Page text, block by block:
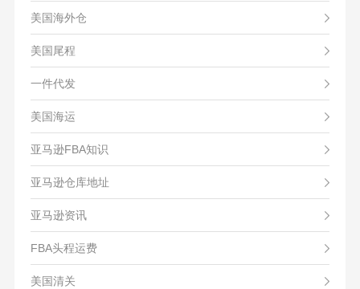
美国海外仓
美国尾程
一件代发
美国海运
亚马逊FBA知识
亚马逊仓库地址
亚马逊资讯
FBA头程运费
美国清关